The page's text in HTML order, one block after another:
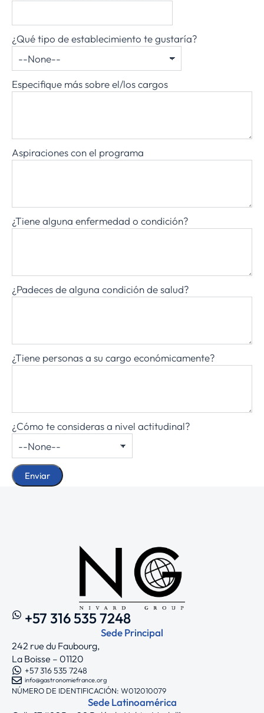
¿Qué tipo de establecimiento te gustaría?
Especifique más sobre el/los cargos
Aspiraciones con el programa
¿Tiene alguna enfermedad o condición?
¿Padeces de alguna condición de salud?
¿Tiene personas a su cargo económicamente?
¿Cómo te consideras a nivel actitudinal?
+57 316 535 7248
Sede Principal
242 rue du Faubourg,
La Boisse – 01120
+57 316 535 7248
info@gastronomiefrance.org
NÚMERO DE IDENTIFICACIÓN: W012010079
Sede Latinoamérica